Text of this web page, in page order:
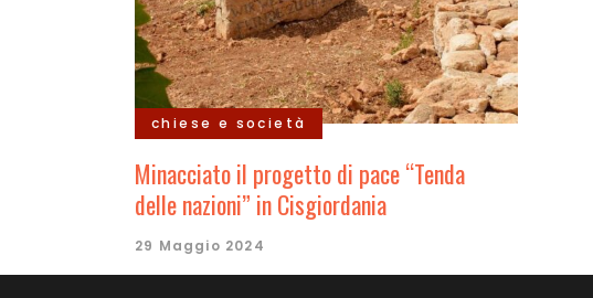
chiese e società
Minacciato il progetto di pace “Tenda
delle nazioni” in Cisgiordania
29 Maggio 2024